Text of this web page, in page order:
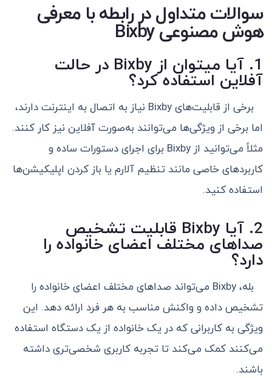
سوالات متداول در رابطه با معرفی
هوش مصنوعی Bixby
1. آیا میتوان از Bixby در حالت
آفلاین استفاده کرد؟
برخی از قابلیت‌های Bixby نیاز به اتصال به اینترنت دارند،
اما برخی از ویژگی‌ها می‌توانند به‌صورت آفلاین نیز کار کنند.
مثلاً می‌توانید از Bixby برای اجرای دستورات ساده و
کاربردهای خاصی مانند تنظیم آلارم یا باز کردن اپلیکیشن‌ها
استفاده کنید.
2. آیا Bixby قابلیت تشخیص
صداهای مختلف اعضای خانواده را
دارد؟
بله، Bixby می‌تواند صداهای مختلف اعضای خانواده را
تشخیص داده و واکنش مناسب به هر فرد ارائه دهد. این
ویژگی به کاربرانی که در یک خانواده از یک دستگاه استفاده
می‌کنند کمک می‌کند تا تجربه کاربری شخصی‌تری داشته
باشند.